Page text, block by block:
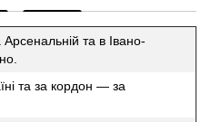
та в Івано-
та за кордон — за